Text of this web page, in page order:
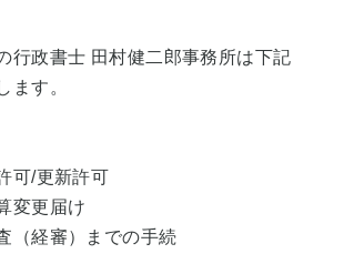
行政書士 田村健二郎事務所は下記
ます。
可/更新許可
変更届け
（経審）までの手続